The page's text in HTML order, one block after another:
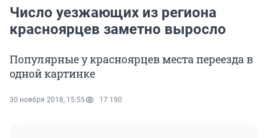
Число уезжающих из региона
красноярцев заметно выросло
Популярные у красноярцев места переезда в
одной картинке
30 ноября 2018, 15:55 17 190